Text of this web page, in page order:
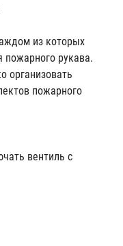
из которых
пожарного рукава.
организовать
пожарного
вентиль с